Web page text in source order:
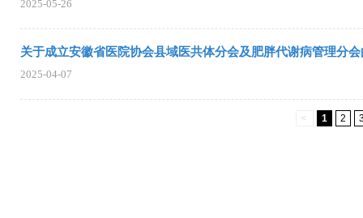
2025-05-26
关于成立安徽省医院协会县域医共体分会及肥胖代谢病管理分
2025-04-07
< 1 2